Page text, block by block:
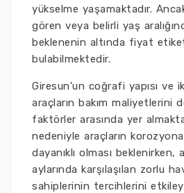
yükselme yaşamaktadır.
gören veya belirli yaş
beklenenin altında fiyat
bulabilmektedir.
Giresun'un coğrafi yapısı ve
araçların bakım maliyetlerini
faktörler arasında yer
nedeniyle araçların
dayanıklı olması beklenirken,
aylarında karşılaşılan zorlu
sahiplerinin tercihlerini